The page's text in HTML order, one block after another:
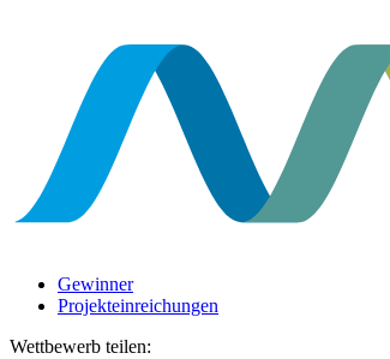
Gewinner
Projekteinreichungen
Wettbewerb teilen: